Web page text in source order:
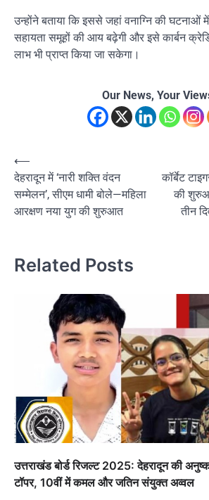
उन्होंने बताया कि इससे जहां वनाग्नि की घटनाओं
सहायता समूहों की आय बढ़ेगी और इसे कार्बन
लाभ भी प्राप्त किया जा सकेगा।
Our News, Your
Post
navigation
⟵
देहरादून में ‘नारी शक्ति वंदन
सम्मेलन’, सीएम धामी बोले—महिला
आरक्षण नया युग की शुरुआत
कॉर्बेट
की
तीन
Related Posts
उत्तराखंड बोर्ड रिजल्ट 2025: देहरादून की
टॉपर, 10वीं में कमल और जतिन संयुक्त अव्वल